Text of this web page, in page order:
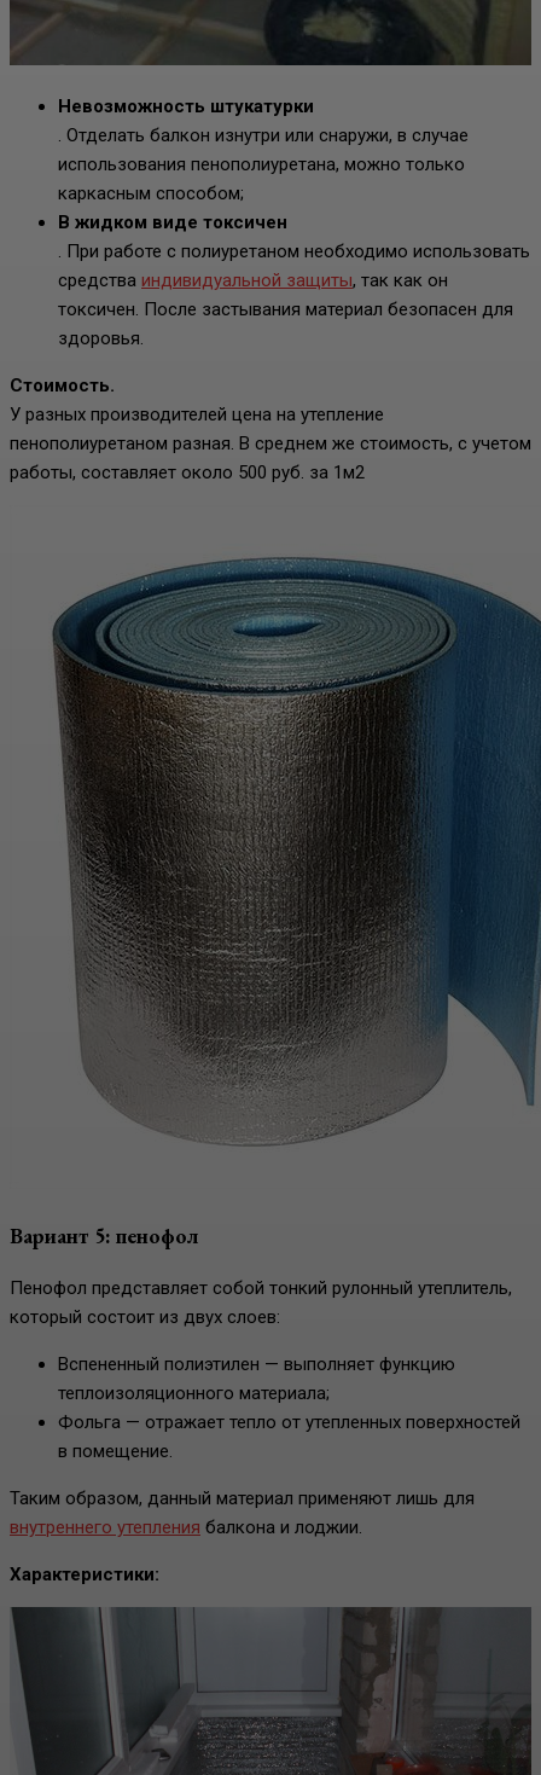
Невозможность штукатурки
. Отделать балкон изнутри или снаружи, в случае
использования пенополиуретана, можно только
каркасным способом;
В жидком виде токсичен
. При работе с полиуретаном необходимо использовать
средства индивидуальной защиты, так как он
токсичен. После застывания материал безопасен для
здоровья.
Стоимость.
У разных производителей цена на утепление
пенополиуретаном разная. В среднем же стоимость, с учетом
работы, составляет около 500 руб. за 1м2
Вариант 5: пенофол
Пенофол представляет собой тонкий рулонный утеплитель,
который состоит из двух слоев:
Вспененный полиэтилен — выполняет функцию
теплоизоляционного материала;
Фольга — отражает тепло от утепленных поверхностей
в помещение.
Таким образом, данный материал применяют лишь для
внутреннего утепления балкона и лоджии.
Характеристики: